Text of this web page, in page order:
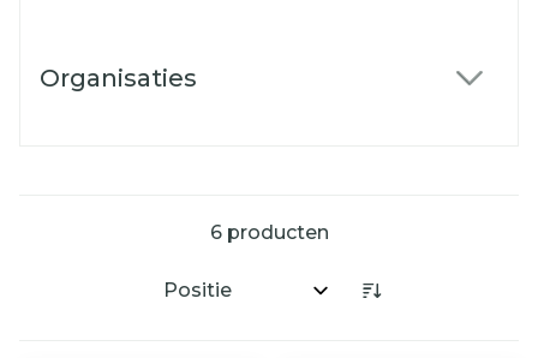
Organisaties
6producten
Sorteer op: